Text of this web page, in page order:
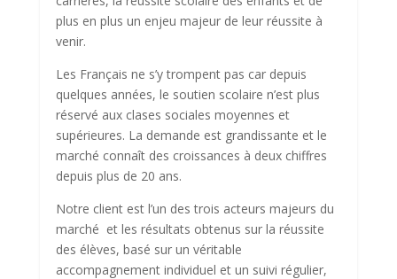
plus en plus un enjeu majeur de leur réussite à
venir.
Les Français ne s’y trompent pas car depuis
quelques années, le soutien scolaire n’est plus
réservé aux clases sociales moyennes et
supérieures. La demande est grandissante et le
marché connaît des croissances à deux chiffres
depuis plus de 20 ans.
Notre client est l’un des trois acteurs majeurs du
marché et les résultats obtenus sur la réussite
des élèves, basé sur un véritable
accompagnement individuel et un suivi régulier,